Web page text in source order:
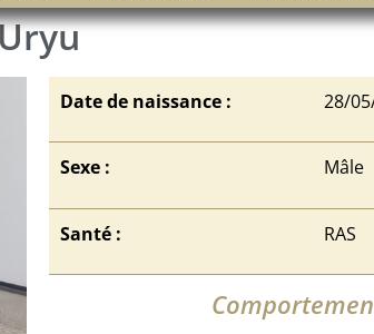
Date de naissance : 28/
Sexe : Mâle
Santé : RAS